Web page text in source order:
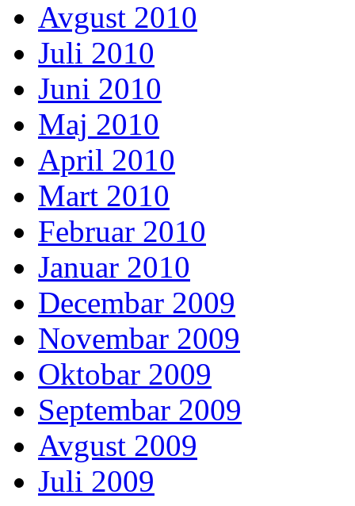
Avgust 2010
Juli 2010
Juni 2010
Maj 2010
April 2010
Mart 2010
Februar 2010
Januar 2010
Decembar 2009
Novembar 2009
Oktobar 2009
Septembar 2009
Avgust 2009
Juli 2009